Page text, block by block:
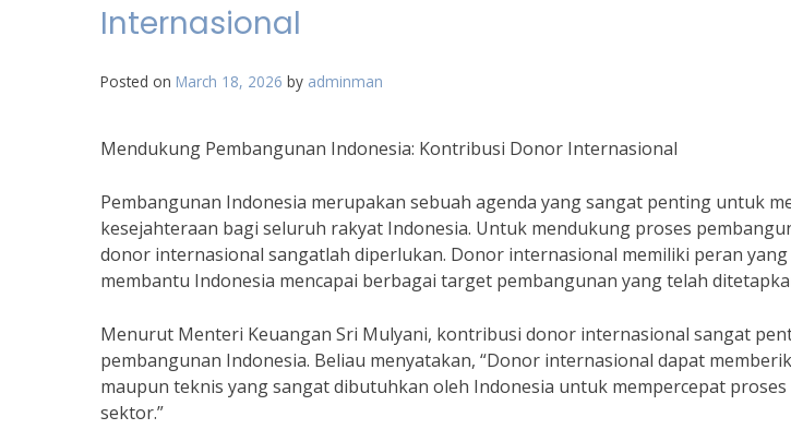
Internasional
Posted on March 18, 2026 by adminman
Mendukung Pembangunan Indonesia: Kontribusi Donor Internasional
Pembangunan Indonesia merupakan sebuah agenda yang sangat penting untuk
kesejahteraan bagi seluruh rakyat Indonesia. Untuk mendukung proses
donor internasional sangatlah diperlukan. Donor internasional memiliki peran yang
membantu Indonesia mencapai berbagai target pembangunan yang telah
Menurut Menteri Keuangan Sri Mulyani, kontribusi donor internasional sangat
pembangunan Indonesia. Beliau menyatakan, “Donor internasional dapat
maupun teknis yang sangat dibutuhkan oleh Indonesia untuk mempercepat
sektor.”